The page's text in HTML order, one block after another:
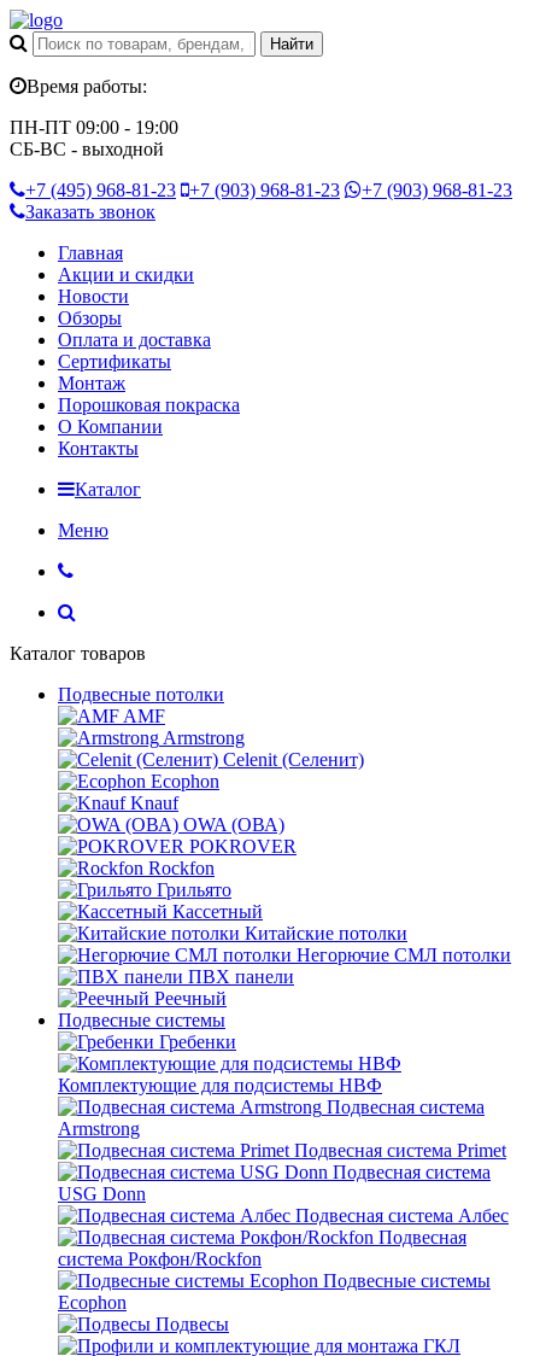
Время работы:
ПН-ПТ 09:00 - 19:00
СБ-ВС - выходной
+7 (495) 968-81-23 +7 (903) 968-81-23 +7 (903) 968-81-23
Заказать звонок
Главная
Акции и скидки
Новости
Обзоры
Оплата и доставка
Сертификаты
Монтаж
Порошковая покраска
О Компании
Контакты
Каталог
Меню
Каталог товаров
Подвесные потолки
AMF
Armstrong
Celenit (Селенит)
Ecophon
Knauf
OWA (ОВА)
POKROVER
Rockfon
Грильято
Кассетный
Китайские потолки
Негорючие СМЛ потолки
ПВХ панели
Реечный
Подвесные системы
Гребенки
Комплектующие для подсистемы НВФ
Подвесная система
Armstrong
Подвесная система Primet
Подвесная система
USG Donn
Подвесная система Албес
Подвесная
система Рокфон/Rockfon
Подвесные системы
Ecophon
Подвесы